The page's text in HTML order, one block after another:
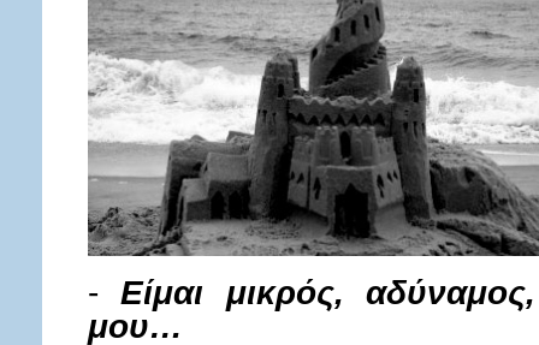
-Είμαι μικρός,
μου…